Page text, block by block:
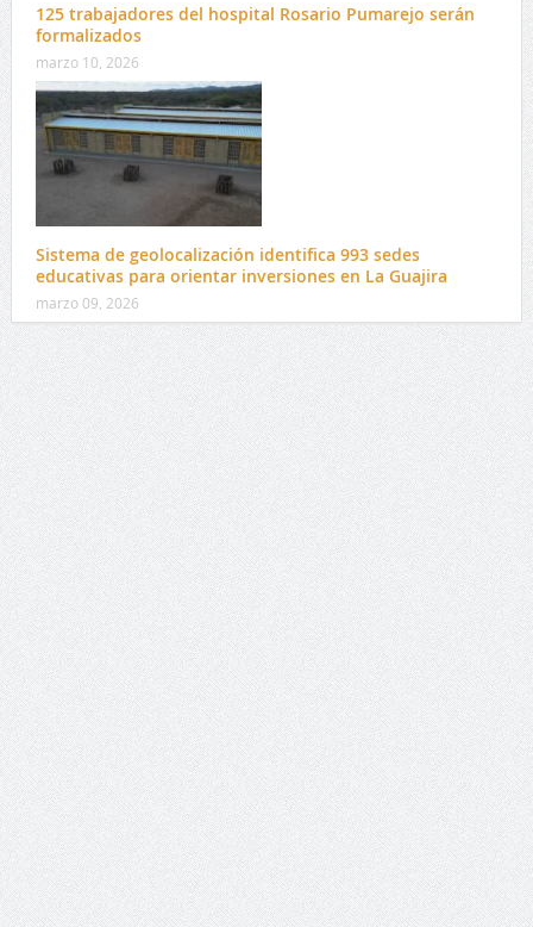
125 trabajadores del hospital Rosario Pumarejo serán
formalizados
marzo 10, 2026
Sistema de geolocalización identifica 993 sedes
educativas para orientar inversiones en La Guajira
marzo 09, 2026